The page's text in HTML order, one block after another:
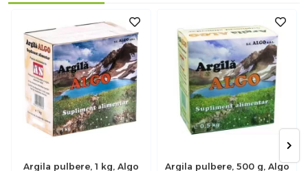
Argila pulbere, 1 kg, Algo Argila pulbere, 500 g, Algo